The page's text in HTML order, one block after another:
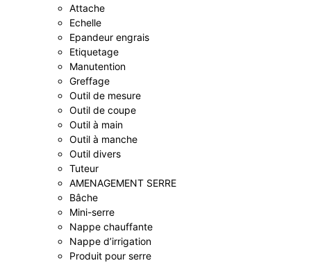
Attache
Echelle
Epandeur engrais
Etiquetage
Manutention
Greffage
Outil de mesure
Outil de coupe
Outil à main
Outil à manche
Outil divers
Tuteur
AMENAGEMENT SERRE
Bâche
Mini-serre
Nappe chauffante
Nappe d’irrigation
Produit pour serre